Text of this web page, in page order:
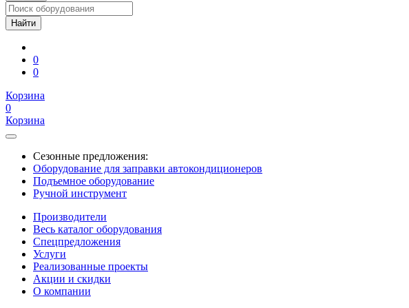
0
0
Корзина
0
Корзина
Сезонные предложения:
Оборудование для заправки автокондиционеров
Подъемное оборудование
Ручной инструмент
Производители
Весь каталог оборудования
Спецпредложения
Услуги
Реализованные проекты
Акции и скидки
О компании